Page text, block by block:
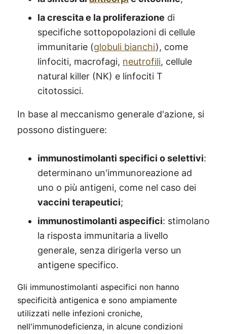
la crescita e la proliferazione di
specifiche sottopopolazioni di cellule
immunitarie (globuli bianchi), come
linfociti, macrofagi, neutrofili, cellule
natural killer (NK) e linfociti T
citotossici.
In base al meccanismo generale d'azione, si
possono distinguere:
immunostimolanti specifici o selettivi:
determinano un'immunoreazione ad
uno o più antigeni, come nel caso dei
vaccini terapeutici;
immunostimolanti aspecifici: stimolano
la risposta immunitaria a livello
generale, senza dirigerla verso un
antigene specifico.
Gli immunostimolanti aspecifici non hanno
specificità antigenica e sono ampiamente
utilizzati nelle infezioni croniche,
nell'immunodeficienza, in alcune condizioni